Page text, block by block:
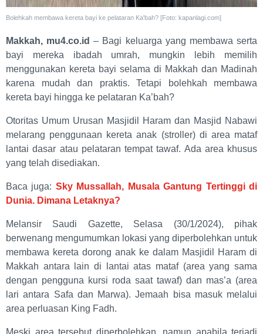
Bolehkah membawa kereta bayi ke pelataran Ka'bah? [Foto: kapanlagi.com]
Makkah, mu4.co.id – Bagi keluarga yang membawa serta
bayi mereka ibadah umrah, mungkin lebih memilih
menggunakan kereta bayi selama di Makkah dan Madinah
karena mudah dan praktis. Tetapi bolehkah membawa
kereta bayi hingga ke pelataran Ka’bah?
Otoritas Umum Urusan Masjidil Haram dan Masjid Nabawi
melarang penggunaan kereta anak (stroller) di area mataf
lantai dasar atau pelataran tempat tawaf. Ada area khusus
yang telah disediakan.
Baca juga: Sky Mussallah, Musala Gantung Tertinggi di
Dunia. Dimana Letaknya?
Melansir Saudi Gazette, Selasa (30/1/2024), pihak
berwenang mengumumkan lokasi yang diperbolehkan untuk
membawa kereta dorong anak ke dalam Masjidil Haram di
Makkah antara lain di lantai atas mataf (area yang sama
dengan pengguna kursi roda saat tawaf) dan mas’a (area
lari antara Safa dan Marwa). Jemaah bisa masuk melalui
area perluasan King Fadh.